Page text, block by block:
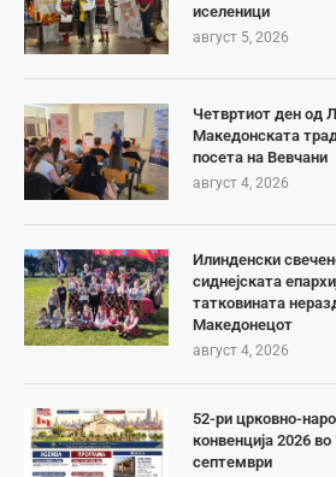
иселеници
август 5, 2026
Четвртиот ден од
Македонската
посета на Вевчани
август 4, 2026
Илинденски
сиднејската
татковината
Македонецот
август 4, 2026
52-ри црковно-
конвенција 2026
септември